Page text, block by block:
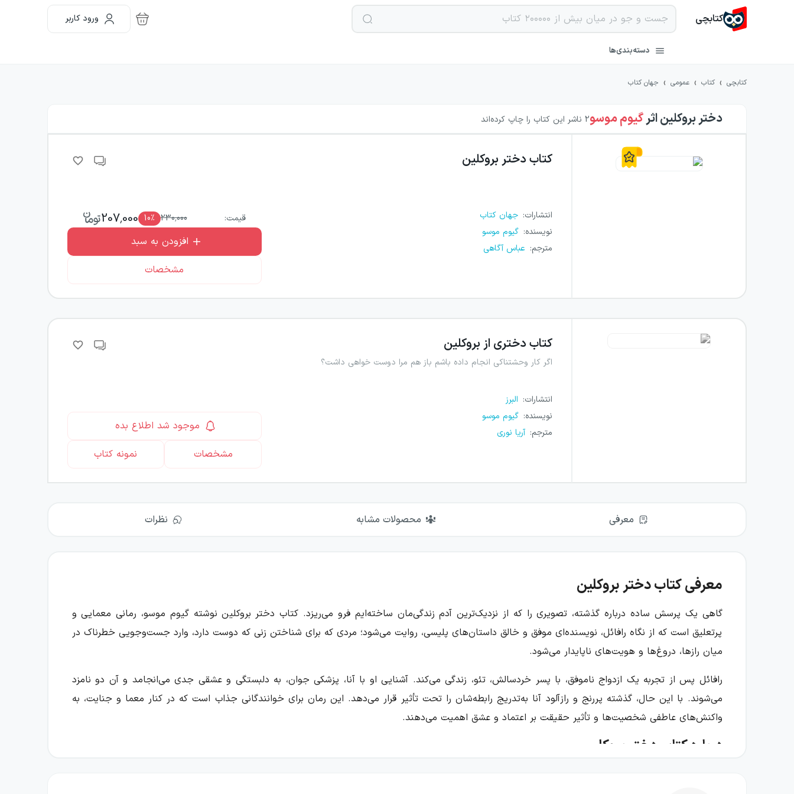
کتابچی ورود کاربر
دسته‌بندی‌ها
کتابچی › کتاب › عمومی › جهان کتاب
دختر بروکلیناثرگیوم موسو2 ناشر این کتاب را چاپ کرده‌اند
کتاب دختر بروکلین
انتشارات: جهان کتاب
نویسنده: گیوم موسو
مترجم: عباس آگاهی
قیمت: 230,000
10٪ 207,000
افزودن به سبد
مشخصات
کتاب دختری از بروکلین
اگر کار وحشتناکی انجام داده باشم باز هم مرا دوست خواهی داشت؟
انتشارات: البرز
نویسنده: گیوم موسو
مترجم: آریا نوری
موجود شد اطلاع بده
مشخصات
نمونه کتاب
معرفی محصولات مشابه نظرات
معرفی کتاب دختر بروکلین
گاهی یک پرسش ساده درباره گذشته، تصویری را که از نزدیک‌ترین آدم زندگی‌مان ساخته‌ایم فرو می‌ریزد. کتاب دختر بروکلین نوشته گیوم موسو، رمانی معمایی و
پرتعلیق است که از نگاه رافائل، نویسنده‌ای موفق و خالق داستان‌های پلیسی، روایت می‌شود؛ مردی که برای شناختن زنی که دوست دارد، وارد جست‌وجویی خطرناک در
میان رازها، دروغ‌ها و هویت‌های ناپایدار می‌شود.
رافائل پس از تجربه یک ازدواج ناموفق، با پسر خردسالش، تئو، زندگی می‌کند. آشنایی او با آنا، پزشکی جوان، به دلبستگی و عشقی جدی می‌انجامد و آن دو نامزد
می‌شوند. با این حال، گذشته پررنج و رازآلود آنا به‌تدریج رابطه‌شان را تحت تأثیر قرار می‌دهد. این رمان برای خوانندگانی جذاب است که در کنار معما و جنایت، به
واکنش‌های عاطفی شخصیت‌ها و تأثیر حقیقت بر اعتماد و عشق اهمیت می‌دهند.
درباره کتاب دختر بروکلین